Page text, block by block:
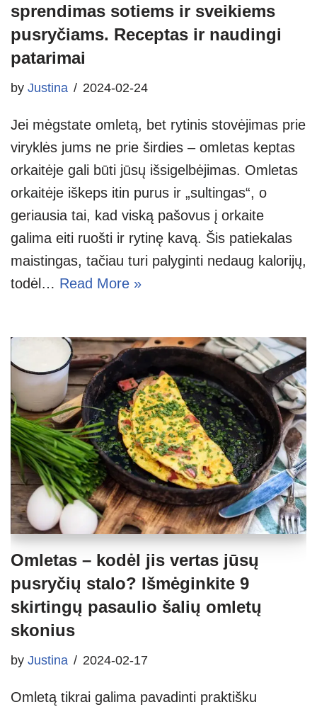
sprendimas sotiems ir sveikiems
pusryčiams. Receptas ir naudingi
patarimai
by Justina 2024-02-24
Jei mėgstate omletą, bet rytinis stovėjimas prie
viryklės jums ne prie širdies – omletas keptas
orkaitėje gali būti jūsų išsigelbėjimas. Omletas
orkaitėje iškeps itin purus ir „sultingas“, o
geriausia tai, kad viską pašovus į orkaite
galima eiti ruošti ir rytinę kavą. Šis patiekalas
maistingas, tačiau turi palyginti nedaug kalorijų,
todėl… Read More »
Omletas – kodėl jis vertas jūsų
pusryčių stalo? Išmėginkite 9
skirtingų pasaulio šalių omletų
skonius
by Justina 2024-02-17
Omletą tikrai galima pavadinti praktišku